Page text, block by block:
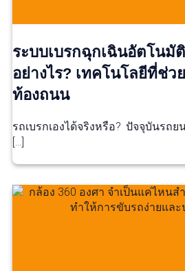
ระบบเบรกฉุกเฉินอัตโนมั
อย่างไร? เทคโนโลยีที่ช่ว
ท้องถนน
รถเบรกเองได้จริงหรือ? ปัจจุบันรถ
[…]